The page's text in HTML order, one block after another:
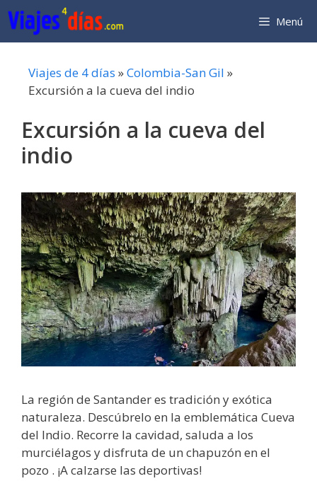
Saltar
al
contenido
Menú
Viajes de 4 días »Colombia-San Gil »
Excursión a la cueva del indio
Excursión a la cueva del
indio
La región de Santander es tradición y exótica
naturaleza. Descúbrelo en la emblemática Cueva
del Indio. Recorre la cavidad, saluda a los
murciélagos y disfruta de un chapuzón en el
pozo . ¡A calzarse las deportivas!